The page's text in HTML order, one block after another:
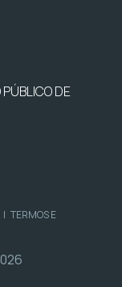
DE
| TERMOS E